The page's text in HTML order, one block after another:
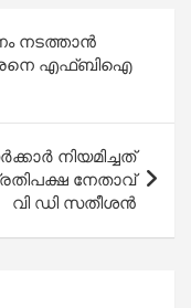
നടത്താൻ
എഫ്ബിഐ
നിയമിച്ചത്
നേതാവ്
വി ഡി സതീശന്‍